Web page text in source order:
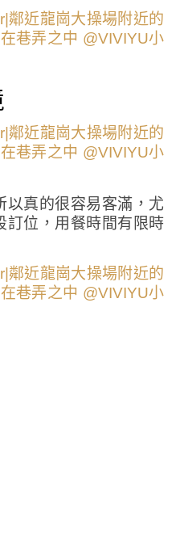
以真的很容易客滿，尤
訂位，用餐時間有限時